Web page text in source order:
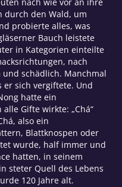
durch den Wald, um
probierte alles, was
Bauch leistete
in Kategorien einteilte
nach
schädlich. Manchmal
er sich vergiftete. Und
hatte ein
Gifte wirkte: „Chá“
also ein
Blattknospen oder
wurde, half immer und
hatten, in seinem
steter Quell des Lebens
120 Jahre alt.